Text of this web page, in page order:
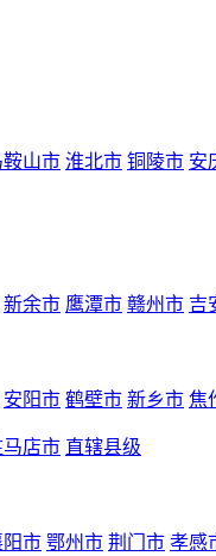
鞍山市 淮北市 铜陵市 安
新余市 鹰潭市 赣州市 吉
安阳市 鹤壁市 新乡市 焦
马店市 直辖县级
阳市 鄂州市 荆门市 孝感